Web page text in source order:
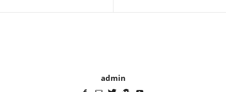
admin